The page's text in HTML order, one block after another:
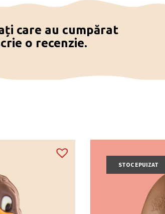
care au cumpărat
o recenzie.
STOC EPUIZAT